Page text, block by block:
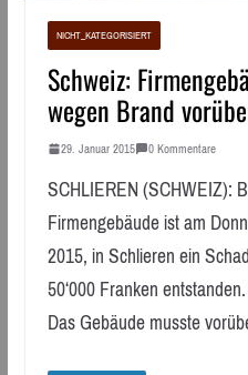
NICHT_KATEGORISIERT
Schweiz:
wegen Brand
29. Januar 2015 0 Kommentare
SCHLIEREN (SCHWEIZ):
Firmengebäude ist am
2015, in Schlieren ein
50‘000 Franken
Das Gebäude musste